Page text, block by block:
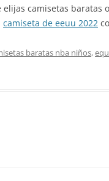
elijas camisetas
camiseta de eeuu 2022
baratas nba niños,